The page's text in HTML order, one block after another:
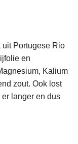
uit Portugese Rio
en
Kalium
zout. Ook lost
langer en dus